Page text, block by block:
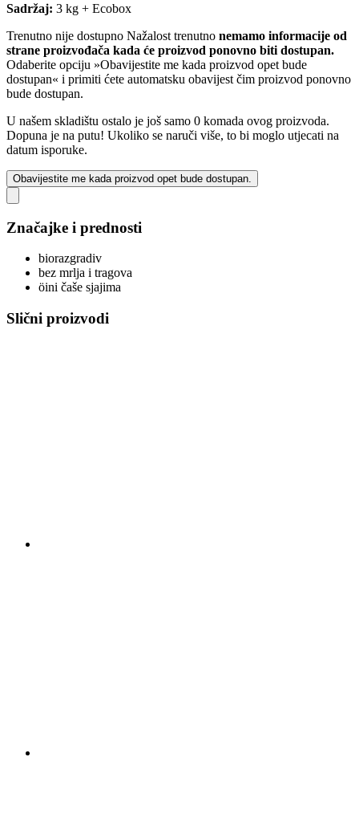
Sadržaj: 3 kg + Ecobox
Trenutno nije dostupno Nažalost trenutno nemamo informacije od
strane proizvođača kada će proizvod ponovno biti dostupan.
Odaberite opciju »Obavijestite me kada proizvod opet bude
dostupan« i primiti ćete automatsku obavijest čim proizvod ponovno
bude dostupan.
U našem skladištu ostalo je još samo 0 komada ovog proizvoda.
Dopuna je na putu! Ukoliko se naruči više, to bi moglo utjecati na
datum isporuke.
Obavijestite me kada proizvod opet bude dostupan.
Značajke i prednosti
biorazgradiv
bez mrlja i tragova
öini čaše sjajima
Slični proizvodi